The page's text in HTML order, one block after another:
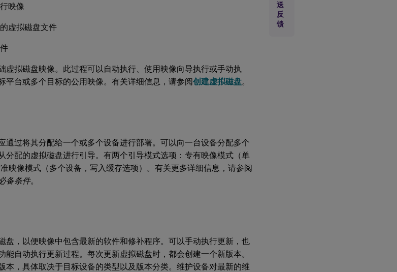
映像
虚拟磁盘文件
虚拟磁盘映像。此过程可以自动执行、使用映像向导执行或手动执
平台或多个目标的公用映像。有关详细信息，请参阅创建虚拟磁盘。
通过将其分配给一个或多个设备进行部署。可以向一台设备分配多个
分配的虚拟磁盘进行引导。有两个引导模式选项：专有映像模式（单
映像模式（多个设备，写入缓存选项）。有关更多详细信息，请参阅
备条件。
盘，以便映像中包含最新的软件和修补程序。可以手动执行更新，也
能自动执行更新过程。每次更新虚拟磁盘时，都会创建一个新版本。
本，具体取决于目标设备的类型以及版本分类。维护设备对最新的维
报
废
送
反
馈